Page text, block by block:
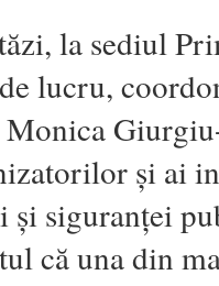
la sediul
lucru,
și ai
siguranței
că una din